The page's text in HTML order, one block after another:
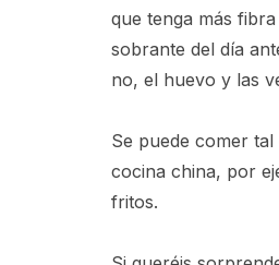
que tenga más
sobrante del día
no, el huevo y las
Se puede comer
cocina china, por
fritos.